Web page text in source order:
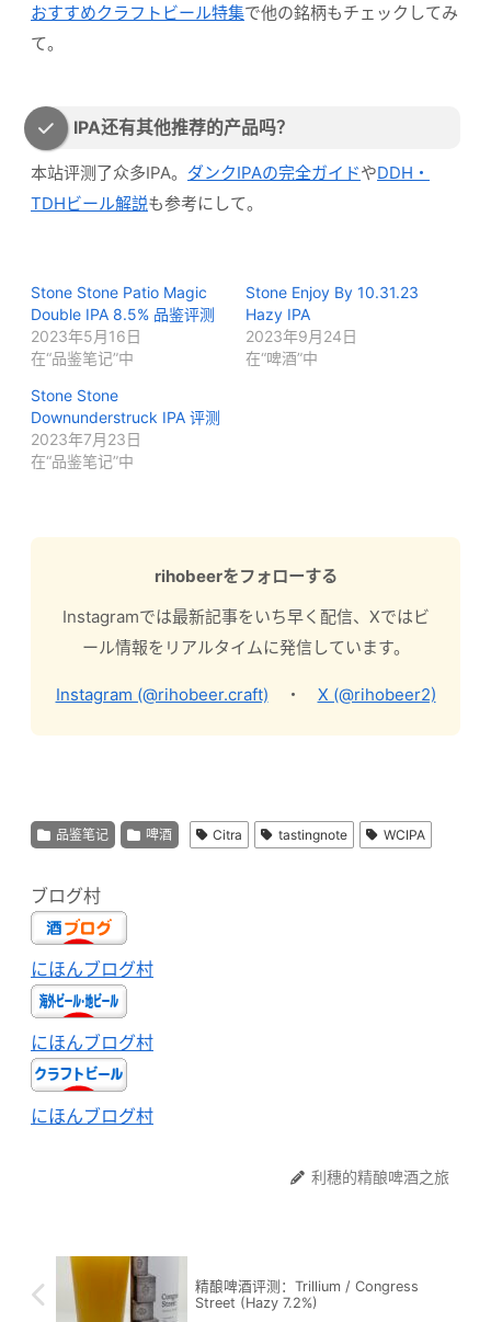
おすすめクラフトビール特集で他の銘柄もチェックしてみ
て。
IPA还有其他推荐的产品吗？
本站评测了众多IPA。 ダンクIPAの完全ガイドやDDH・
TDHビール解説も参考にして。
Stone Stone Patio Magic
Double IPA 8.5% 品鉴评测
2023年5月16日
在“品鉴笔记”中
Stone Enjoy By 10.31.23
Hazy IPA
2023年9月24日
在“啤酒”中
Stone Stone
Downunderstruck IPA 评测
2023年7月23日
在“品鉴笔记”中
rihobeerをフォローする
Instagramでは最新記事をいち早く配信、Xではビ
ール情報をリアルタイムに発信しています。
Instagram (@rihobeer.craft) ・ X (@rihobeer2)
品鉴笔记 啤酒 Citra tastingnote WCIPA
ブログ村
にほんブログ村
にほんブログ村
にほんブログ村
利穗的精酿啤酒之旅
精酿啤酒评测：Trillium / Congress
Street (Hazy 7.2%)